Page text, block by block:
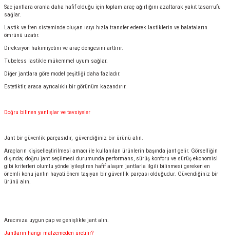
Sac jantlara oranla daha hafif olduğu için toplam araç ağırlığını azaltarak yakıt tasarrufu
sağlar.
Lastik ve fren sisteminde oluşan ısıyı hızla transfer ederek lastiklerin ve balataların
ömrünü uzatır.
Direksiyon hakimiyetini ve araç dengesini arttırır.
Tubeless lastikle mükemmel uyum sağlar.
Diğer jantlara göre model çeşitliği daha fazladır.
Estetiktir, araca ayrıcalıklı bir görünüm kazandırır.
Doğru bilinen yanlışlar ve tavsiyeler
Jant bir güvenlik parçasıdır, güvendiğiniz bir ürünü alın.
Araçların kişiselleştirilmesi amacı ile kullanılan ürünlerin başında jant gelir. Görselliğin
dışında; doğru jant seçilmesi durumunda performans, sürüş konforu ve sürüş ekonomisi
gibi kriterleri olumlu yönde iyileştiren hafif alaşım jantlarla ilgili bilinmesi gereken en
önemli konu jantın hayati önem taşıyan bir güvenlik parçası olduğudur. Güvendiğiniz bir
ürünü alın.
Aracınıza uygun çap ve genişlikte jant alın.
Jantların hangi malzemeden üretilir?